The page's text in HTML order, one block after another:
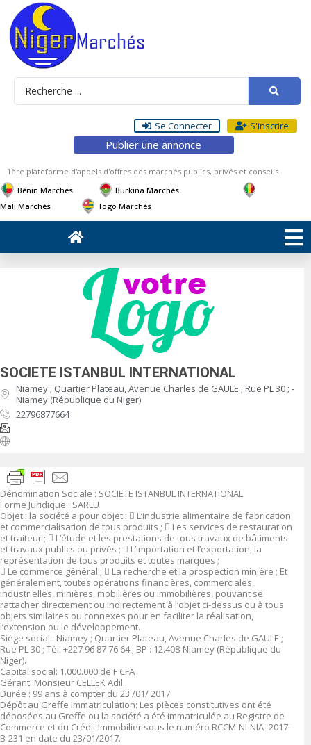
Se Connecter S'inscrire
Publier une annonce
1ère plateforme d'appels d'offres des marchés publics, privés et conseils
Bénin Marchés
Burkina Marchés
Mali Marchés
Togo Marchés
SOCIETE ISTANBUL INTERNATIONAL
Niamey ; Quartier Plateau, Avenue Charles de GAULE ; Rue PL 30 ; -
Niamey (République du Niger)
22796877664
Dénomination Sociale : SOCIETE ISTANBUL INTERNATIONAL
Forme Juridique : SARLU
Objet : la société a pour objet :  L’industrie alimentaire de fabrication
et commercialisation de tous produits ;  Les services de restauration
et traiteur ;  L’étude et les prestations de tous travaux de bâtiments
et travaux publics ou privés ;  L’importation et l’exportation, la
représentation de tous produits et toutes marques ;
 Le commerce général ;  La recherche et la prospection minière ; Et
généralement, toutes opérations financières, commerciales,
industrielles, minières, mobilières ou immobilières, pouvant se
rattacher directement ou indirectement à l’objet ci-dessus ou à tous
objets similaires ou connexes pour en faciliter la réalisation,
l’extension ou le développement.
Siège social : Niamey ; Quartier Plateau, Avenue Charles de GAULE ;
Rue PL 30 ; Tél. +227 96 87 76 64 ; BP : 12.408-Niamey (République du
Niger).
Capital social: 1.000.000 de F CFA
Gérant: Monsieur CELLEK Adil.
Durée : 99 ans à compter du 23 /01/ 2017
Dépôt au Greffe Immatriculation: Les pièces constitutives ont été
déposées au Greffe ou la société a été immatriculée au Registre de
Commerce et du Crédit Immobilier sous le numéro RCCM-NI-NIA- 2017-
B-231 en date du 23/01/2017.